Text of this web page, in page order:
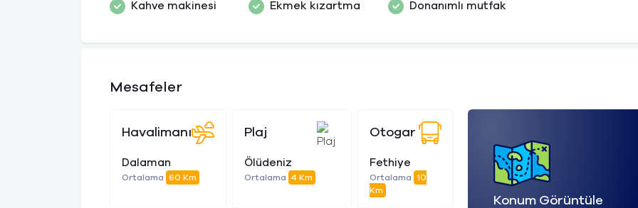
Kahve makinesi Ekmek kızartma Donanımlı mutfak
Mesafeler
Havalimanı
Dalaman
Ortalama 60 Km
Plaj
Ölüdeniz
Ortalama 4 Km
Otogar
Fethiye
Ortalama
10
Km
Konum Görüntüle